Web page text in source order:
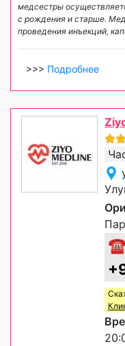
медсестры
с рождения и старше.
проведения инъекций,
>>> Подробнее